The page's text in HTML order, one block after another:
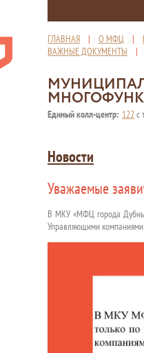
ГЛАВНАЯ | О МФЦ |
ВАЖНЫЕ ДОКУМЕНТЫ
Единый колл-центр: 122с
Новости
Уважаемые
В МКУ «МФЦ города
Управляющими компаниями